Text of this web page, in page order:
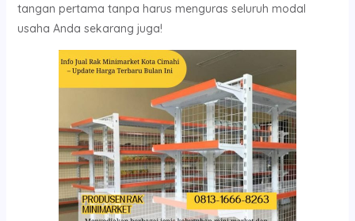
tangan pertama tanpa harus menguras seluruh modal
usaha Anda sekarang juga!